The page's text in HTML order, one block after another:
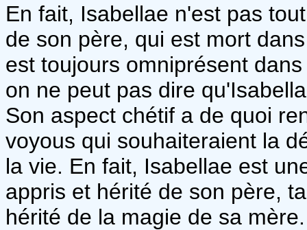
En fait, Isabellae n'est pas
de son père, qui est mort
est toujours omniprésent
on ne peut pas dire
Son aspect chétif a de quoi
voyous qui souhaiteraient la
la vie. En fait, Isabellae est
appris et hérité de son père,
hérité de la magie de sa mère.